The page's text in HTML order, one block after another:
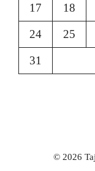
17 18
24 25
31
© 2026